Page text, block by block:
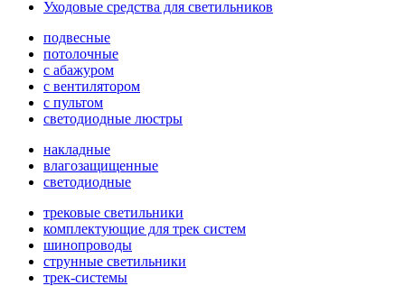
Уходовые средства для светильников
подвесные
потолочные
с абажуром
с вентилятором
с пультом
светодиодные люстры
накладные
влагозащищенные
светодиодные
трековые светильники
комплектующие для трек систем
шинопроводы
струнные светильники
трек-системы